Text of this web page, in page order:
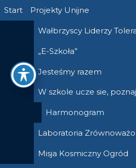
Przejdź
do
Start Projekty Unijne
Wałbrzyscy Liderzy
„E-Szkoła”
Jesteśmy razem
W szkole ucze sie,
Harmonogram
Laboratoria
Misja Kosmiczny Ogród